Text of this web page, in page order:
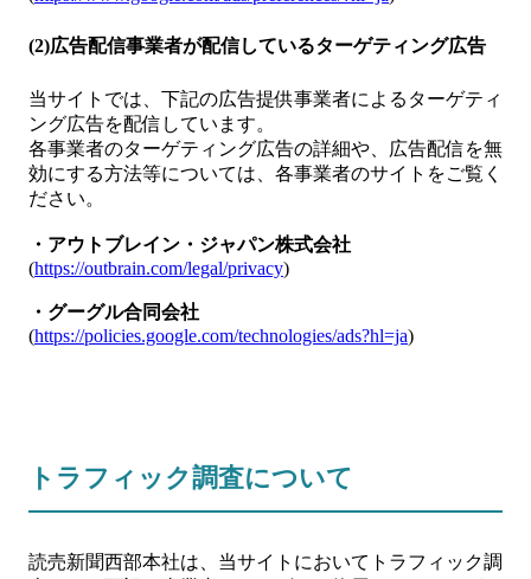
(2)広告配信事業者が配信しているターゲティング広告
当サイトでは、下記の広告提供事業者によるターゲティ
ング広告を配信しています。
各事業者のターゲティング広告の詳細や、広告配信を無
効にする方法等については、各事業者のサイトをご覧く
ださい。
・アウトブレイン・ジャパン株式会社
(https://outbrain.com/legal/privacy)
・グーグル合同会社
(https://policies.google.com/technologies/ads?hl=ja)
トラフィック調査について
読売新聞西部本社は、当サイトにおいてトラフィック調